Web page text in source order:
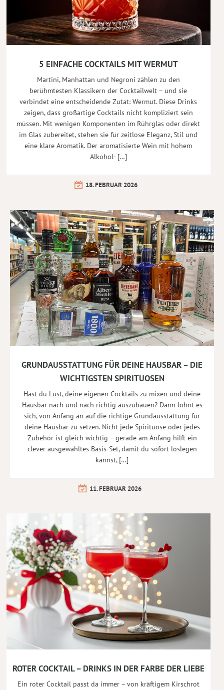
5 EINFACHE COCKTAILS MIT WERMUT
Martini, Manhattan und Negroni zählen zu den
berühmtesten Klassikern der Cocktailwelt – und sie
verbindet eine entscheidende Zutat: Wermut. Diese Drinks
zeigen, dass großartige Cocktails nicht kompliziert sein
müssen. Mit wenigen Komponenten im Rührglas oder direkt
im Glas zubereitet, stehen sie für zeitlose Eleganz, Stil und
eine klare Aromatik. Der aromatisierte Wein mit hohem
Alkohol- […]
18. FEBRUAR 2026
GRUNDAUSSTATTUNG FÜR DEINE HAUSBAR – DIE
WICHTIGSTEN SPIRITUOSEN
Hast du Lust, deine eigenen Cocktails zu mixen und deine
Hausbar nach und nach richtig auszubauen? Dann lohnt es
sich, von Anfang an auf die richtige Grundausstattung für
deine Hausbar zu setzen. Nicht jede Spirituose oder jedes
Zubehör ist gleich wichtig – gerade am Anfang hilft ein
clever ausgewähltes Basis-Set, damit du sofort loslegen
kannst, […]
11. FEBRUAR 2026
ROTER COCKTAIL – DRINKS IN DER FARBE DER LIEBE
Ein roter Cocktail passt da immer – von kräftigem Kirschrot